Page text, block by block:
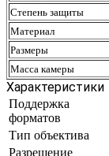
Степень защиты
Материал
Размеры
Масса камеры
Характеристики
Поддержка
форматов
Тип объектива
Разрешение